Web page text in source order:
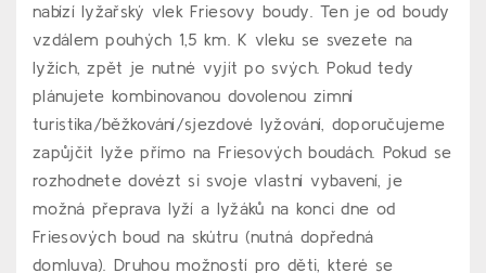
nabízí lyžařský vlek Friesovy boudy. Ten je od boudy
vzdálem pouhých 1,5 km. K vleku se svezete na
lyžích, zpět je nutné vyjít po svých. Pokud tedy
plánujete kombinovanou dovolenou zimní
turistika/běžkování/sjezdové lyžování, doporučujeme
zapůjčit lyže přímo na Friesových boudách. Pokud se
rozhodnete dovézt si svoje vlastní vybavení, je
možná přeprava lyží a lyžáků na konci dne od
Friesových boud na skútru (nutná dopředná
domluva). Druhou možností pro děti, které se